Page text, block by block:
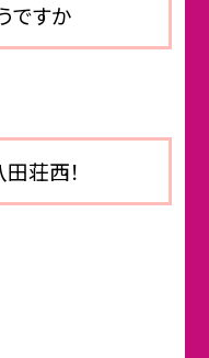
ですか
荘西！